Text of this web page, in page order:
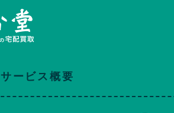
サービス概要